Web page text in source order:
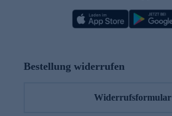
Bestellung widerrufen
Widerrufsformular